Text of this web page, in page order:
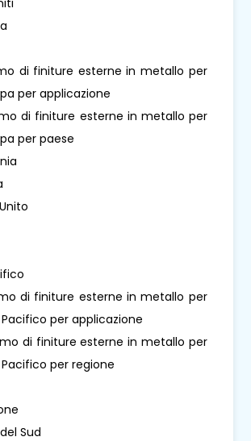
di finiture esterne in metallo per
per applicazione
di finiture esterne in metallo per
per paese
di finiture esterne in metallo per
per applicazione
di finiture esterne in metallo per
per regione
Sud